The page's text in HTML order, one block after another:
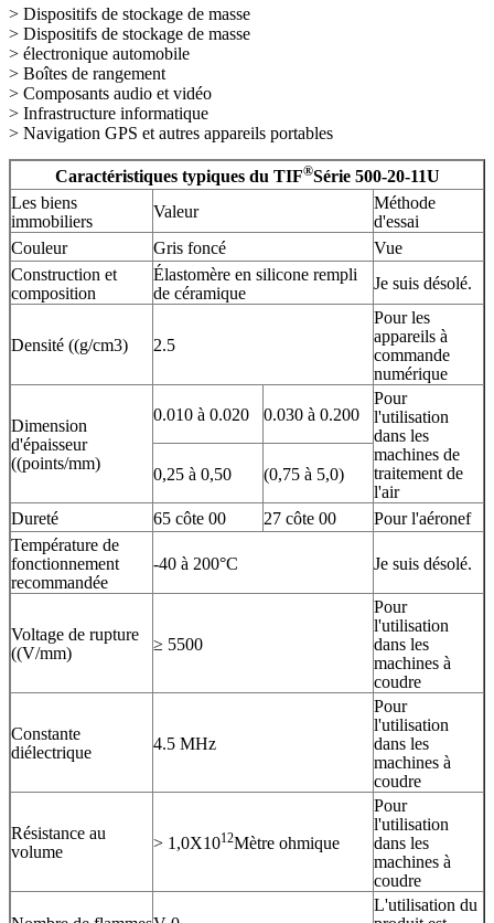
> Dispositifs de stockage de masse
> Dispositifs de stockage de masse
> électronique automobile
> Boîtes de rangement
> Composants audio et vidéo
> Infrastructure informatique
> Navigation GPS et autres appareils portables
Caractéristiques typiques du TIF®Série 500-20-11U
Les biens
immobiliers
Valeur
Méthode
d'essai
Couleur
Gris foncé
Vue
Construction et
composition
Élastomère en silicone rempli
de céramique
Je suis désolé.
Densité ((g/cm3) 2.5
Pour les
appareils à
commande
numérique
Dimension
d'épaisseur
((points/mm)
0.010 à 0.020 0.030 à 0.200
Pour
l'utilisation
dans les
machines de
traitement de
l'air
0,25 à 0,50 (0,75 à 5,0)
Dureté 65 côte 00 27 côte 00
Pour l'aéronef
Température de
fonctionnement
recommandée
-40 à 200°C Je suis désolé.
Voltage de rupture
((V/mm)
≥ 5500
Pour
l'utilisation
dans les
machines à
coudre
Constante
diélectrique
4.5 MHz
Pour
l'utilisation
dans les
machines à
coudre
Résistance au
volume
> 1,0X1012Mètre ohmique
Pour
l'utilisation
dans les
machines à
coudre
L'utilisation du